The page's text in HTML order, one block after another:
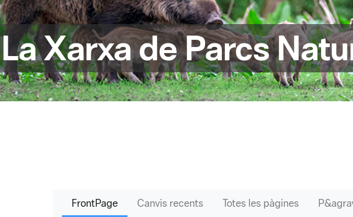
La Xarxa de Parcs
FrontPage Canvis recents Totes les pàgines